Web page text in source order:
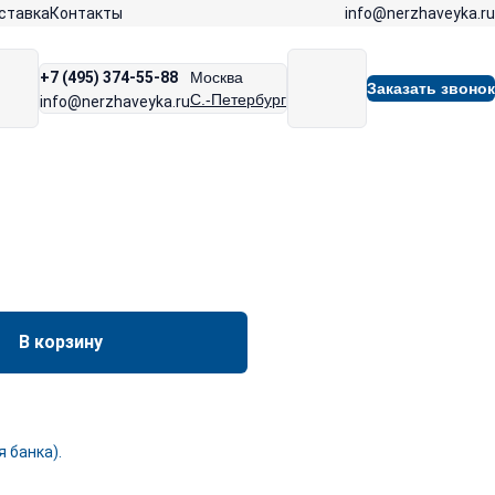
Контакты info@nerzhaveyka.ru
+7 (495) 374-55-88
info@nerzhaveyka.ru
Москва
С.-Петербург
Заказать звонок
В корзину
банка).